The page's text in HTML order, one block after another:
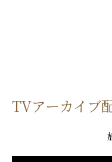
TVアーカイブ